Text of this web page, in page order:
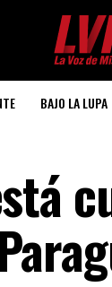
BAJO LA LUPA